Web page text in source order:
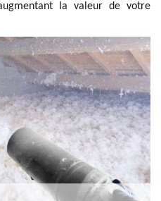
la valeur de votre